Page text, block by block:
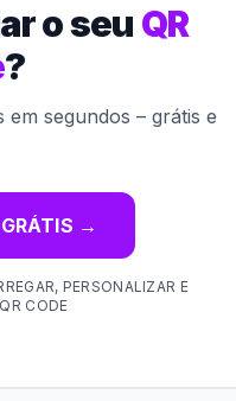
o seu QR
?
em segundos – grátis e
→
PERSONALIZAR E
CODE